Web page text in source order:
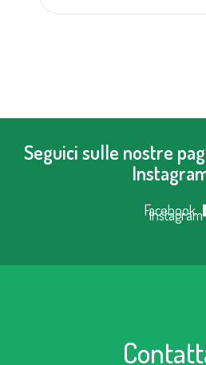
Seguici sulle nostre
Facebook
Instagram